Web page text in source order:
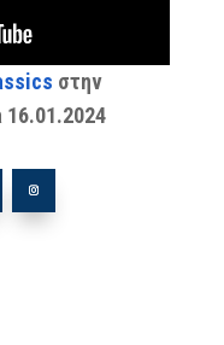
στην
16.01.2024